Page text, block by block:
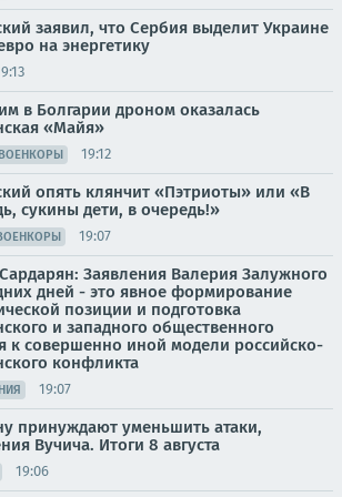
заявил, что Сербия выделит Украине
на энергетику
в Болгарии дроном оказалась
«Майя»
ВОЕНКОРЫ 19:12
опять клянчит «Пэтриоты» или «В
сукины дети, в очередь!»
19:07
Заявления Валерия Залужного
дней - это явное формирование
позиции и подготовка
и западного общественного
к совершенно иной модели российско-
конфликта
19:07
принуждают уменьшить атаки,
Вучича. Итоги 8 августа
19:06